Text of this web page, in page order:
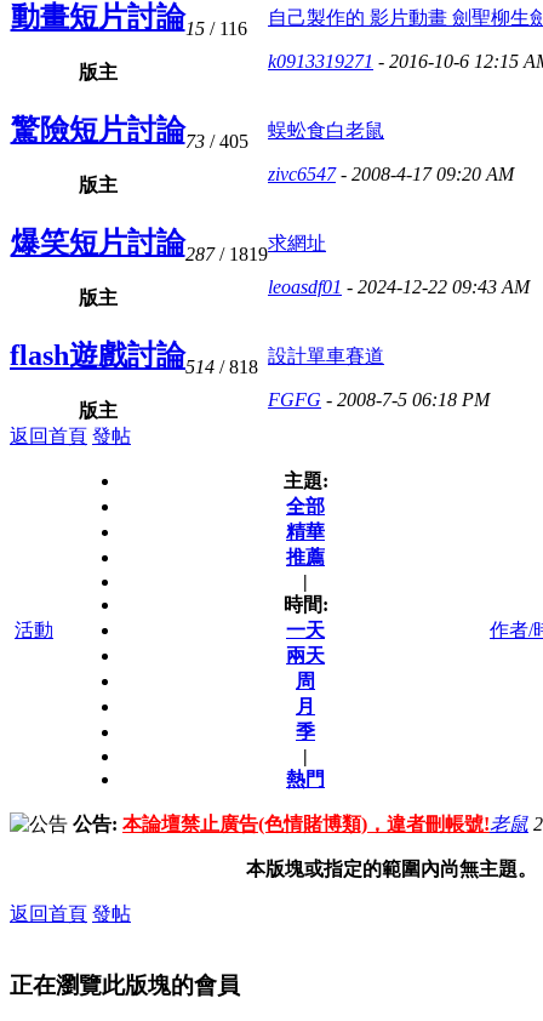
動畫短片討論
版主
15 / 116
自己製作的 影片動畫 劍聖柳生
k0913319271 - 2016-10-6 12:15
驚險短片討論
版主
73 / 405
蜈蚣食白老鼠
zivc6547- 2008-4-17 09:20 AM
爆笑短片討論
版主
287/ 1819
求網址
leoasdf01 - 2024-12-22 09:43 AM
flash遊戲討論
版主
514 / 818
設計單車賽道
FGFG - 2008-7-5 06:18 PM
返回首頁 發帖
活動
主題:
全部
精華
推薦
|
時間:
一天
兩天
周
月
季
|
熱門
作者/
公告: 本論壇禁止廣告(色情賭博類)，違者刪帳號!老鼠
本版塊或指定的範圍內尚無主題。
返回首頁 發帖
正在瀏覽此版塊的會員